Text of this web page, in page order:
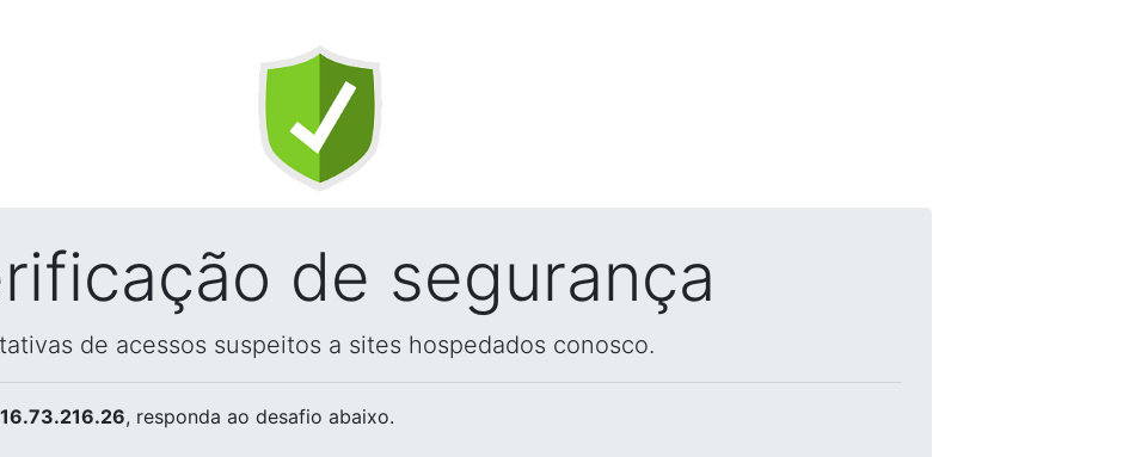
de segurança
de acessos suspeitos a sites hospedados conosco.
, responda ao desafio abaixo.